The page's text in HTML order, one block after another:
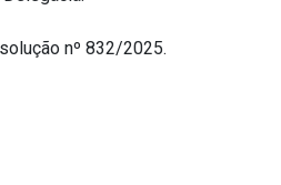
nº 832/2025.